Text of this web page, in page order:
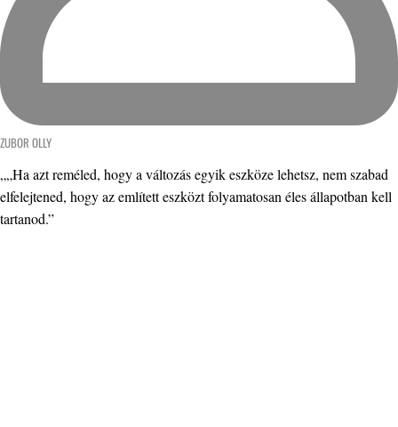
ZUBOR OLLY
„„Ha azt reméled, hogy a változás egyik eszköze lehetsz, nem szabad
elfelejtened, hogy az említett eszközt folyamatosan éles állapotban kell
tartanod.”